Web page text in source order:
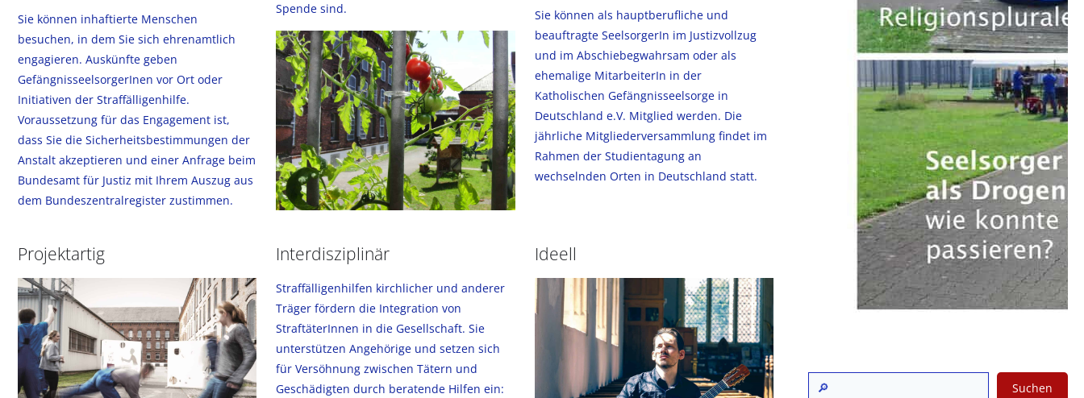
Sie können inhaftierte Menschen
besuchen, in dem Sie sich ehrenamtlich
engagieren. Auskünfte geben
GefängnisseelsorgerInen vor Ort oder
Initiativen der Straffälligenhilfe.
Voraussetzung für das Engagement ist,
dass Sie die Sicherheitsbestimmungen der
Anstalt akzeptieren und einer Anfrage beim
Bundesamt für Justiz mit Ihrem Auszug aus
dem Bundeszentralregister zustimmen.
Spende sind.
Sie können als hauptberufliche und
beauftragte SeelsorgerIn im Justizvollzug
und im Abschiebegwahrsam oder als
ehemalige MitarbeiterIn in der
Katholischen Gefängnisseelsorge in
Deutschland e.V. Mitglied werden. Die
jährliche Mitgliederversammlung findet im
Rahmen der Studientagung an
wechselnden Orten in Deutschland statt.
Projektartig Interdisziplinär
Straffälligenhilfen kirchlicher und anderer
Träger fördern die Integration von
StraftäterInnen in die Gesellschaft. Sie
unterstützen Angehörige und setzen sich
für Versöhnung zwischen Tätern und
Geschädigten durch beratende Hilfen ein:
Ideell
Suchen